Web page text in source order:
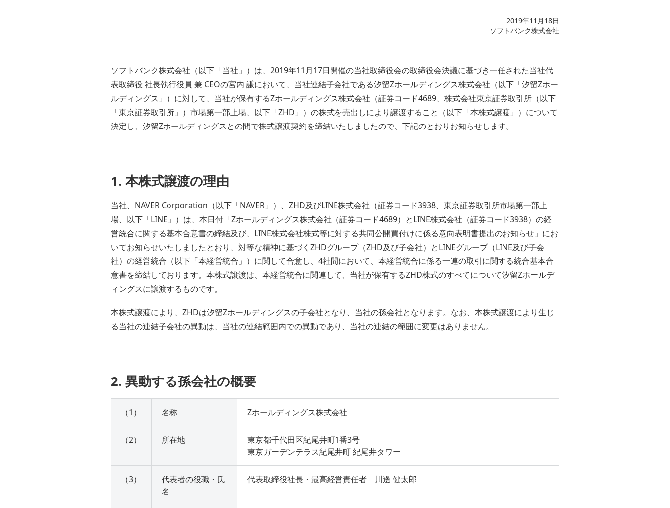
2019年11月18日
ソフトバンク株式会社
ソフトバンク株式会社（以下「当社」）は、2019年11月17日開催の当社取締役会の取締役会決議に基づき一任された当社代
表取締役 社長執行役員 兼 CEOの宮内 謙において、当社連結子会社である汐留Zホールディングス株式会社（以下「汐留Zホー
ルディングス」）に対して、当社が保有するZホールディングス株式会社（証券コード4689、株式会社東京証券取引所（以下
「東京証券取引所」）市場第一部上場、以下「ZHD」）の株式を売出しにより譲渡すること（以下「本株式譲渡」）について
決定し、汐留Zホールディングスとの間で株式譲渡契約を締結いたしましたので、下記のとおりお知らせします。
1. 本株式譲渡の理由
当社、NAVER Corporation（以下「NAVER」）、ZHD及びLINE株式会社（証券コード3938、東京証券取引所市場第一部上
場、以下「LINE」）は、本日付「Zホールディングス株式会社（証券コード4689）とLINE株式会社（証券コード3938）の経
営統合に関する基本合意書の締結及び、LINE株式会社株式等に対する共同公開買付けに係る意向表明書提出のお知らせ」にお
いてお知らせいたしましたとおり、対等な精神に基づくZHDグループ（ZHD及び子会社）とLINEグループ（LINE及び子会
社）の経営統合（以下「本経営統合」）に関して合意し、4社間において、本経営統合に係る一連の取引に関する統合基本合
意書を締結しております。本株式譲渡は、本経営統合に関連して、当社が保有するZHD株式のすべてについて汐留Zホールデ
ィングスに譲渡するものです。
本株式譲渡により、ZHDは汐留Zホールディングスの子会社となり、当社の孫会社となります。なお、本株式譲渡により生じ
る当社の連結子会社の異動は、当社の連結範囲内での異動であり、当社の連結の範囲に変更はありません。
2. 異動する孫会社の概要
（1） 名称 Zホールディングス株式会社
（2） 所在地
東京都千代田区紀尾井町1番3号
東京ガーデンテラス紀尾井町 紀尾井タワー
（3）
代表者の役職・氏
名
代表取締役社長・最高経営責任者 川邊 健太郎